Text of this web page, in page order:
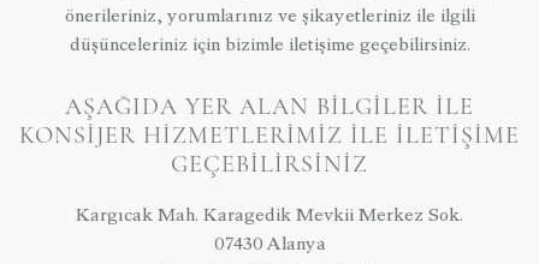
önerileriniz, yorumlarınız ve şikayetleriniz ile ilgili
düşünceleriniz için bizimle iletişime geçebilirsiniz.
AŞAĞIDA YER ALAN BILGILER ILE
KONSIJER HIZMETLERIMIZ ILE ILETIŞIME
GEÇEBILIRSINIZ
Kargıcak Mah. Karagedik Mevkii Merkez Sok.
07430 Alanya